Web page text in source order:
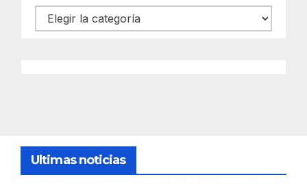
Categorías
Ultimas noticias